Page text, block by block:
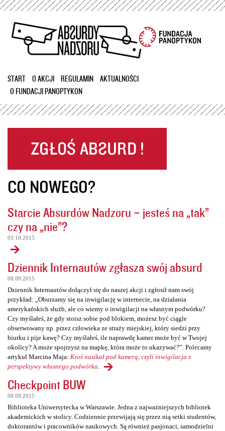
Przejdź
treści
START O AKCJI REGULAMIN
AKTUALNOŚCI
O FUNDACJI PANOPTYKON
CO NOWEGO?
Starcie Absurdów Nadzoru – jesteś na „tak”
czy na „nie”?
03.10.2015
Dziennik Internautów zgłasza swój absurd
08.09.2015
Dziennik Internautów dołączył się do naszej akcji i zgłosił nam swój
przykład: „Oburzamy się na inwigilację w internecie, na działania
amerykańskich służb, ale co wiemy o inwigilacji na własnym podwórku?
Czy myślałeś, że gdy stoisz sobie pod blokiem, możesz być ciągle
obserwowany np. przez człowieka ze straży miejskiej, który siedzi przy
biurku i pije kawę? Czy myślałeś, ile naprawdę kamer może być w Twojej
okolicy? A może spojrzysz na mapkę, która może to ukazywać?”. Polecamy
artykuł Marcina Maja: Ktoś nasikał pod kamerą, czyli inwigilacja z
perspektywy własnego podwórka
Checkpoint BUW
08.09.2015
Biblioteka Uniwersytecka w Warszawie. Jedna z najważniejszych bibliotek
akademickich w stolicy. Codziennie przewijają się przez nią setki studentów,
doktorantów i pracowników naukowych. Są również pasjonaci, samodzielni